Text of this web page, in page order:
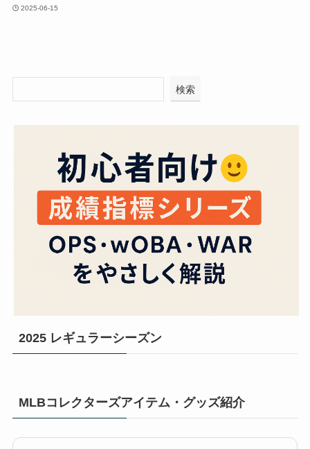
2025-06-15
検索
2025 レギュラーシーズン
MLBコレクターズアイテム・グッズ紹介